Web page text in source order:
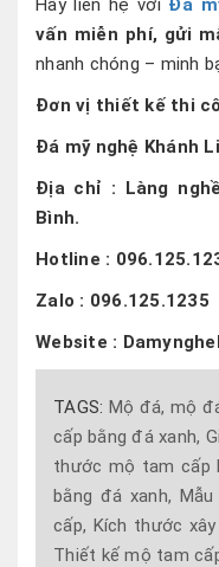
Hãy liên hệ với Đá
vấn miễn phí, gửi
nhanh chóng – minh
Đơn vị thiết kế thi
Đá mỹ nghệ Khánh
Địa chỉ : Làng
Bình.
Hotline :
Zalo : 096.125.1235
Website :
TAGS: Mộ đá, mộ
cấp bằng đá xanh,
thước mộ tam cấp
bằng đá xanh,
cấp, Kích thước
Thiết kế mộ tam